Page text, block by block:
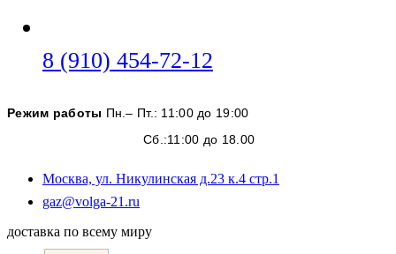
8 (910) 454-72-12
вашем
приложении
Режим работы Пн.– Пт.: 11:00 до 19:00
Сб.:11:00 до 18.00
Москва, ул. Никулинская д.23 к.4 стр.1
gaz@volga-21.ru
вашем
доставка по всему миру